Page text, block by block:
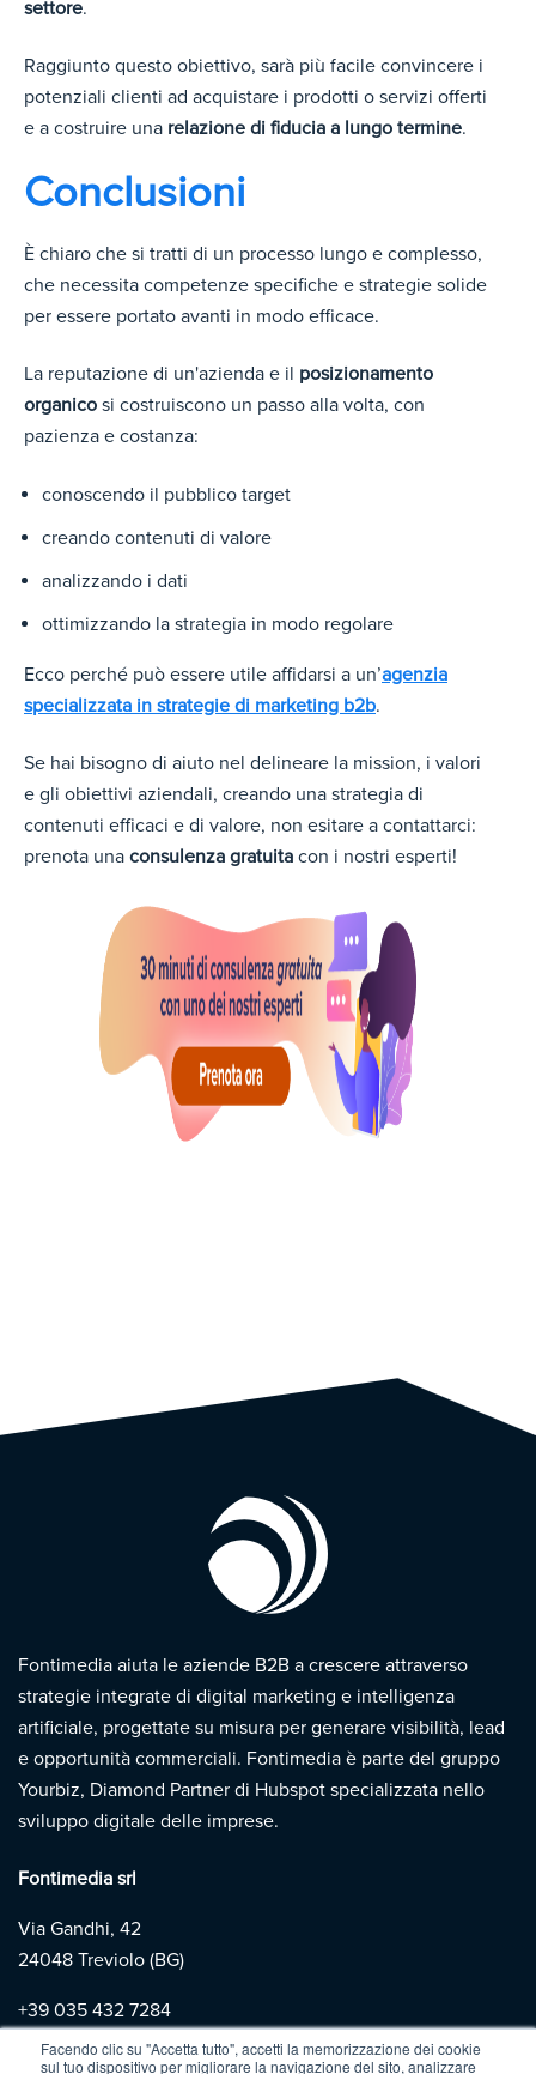
Facendo clic su "Accetta tutto", accetti la memorizzazione dei cookie
sul tuo dispositivo per migliorare la navigazione del sito, analizzare
settore.
Raggiunto questo obiettivo, sarà più facile convincere i
potenziali clienti ad acquistare i prodotti o servizi offerti
e a costruire una relazione di fiducia a lungo termine.
Conclusioni
È chiaro che si tratti di un processo lungo e complesso,
che necessita competenze specifiche e strategie solide
per essere portato avanti in modo efficace.
La reputazione di un'azienda e il posizionamento
organico si costruiscono un passo alla volta, con
pazienza e costanza:
conoscendo il pubblico target
creando contenuti di valore
analizzando i dati
ottimizzando la strategia in modo regolare
Ecco perché può essere utile affidarsi a un’agenzia
specializzata in strategie di marketing b2b.
Se hai bisogno di aiuto nel delineare la mission, i valori
e gli obiettivi aziendali, creando una strategia di
contenuti efficaci e di valore, non esitare a contattarci:
prenota una consulenza gratuita con i nostri esperti!
Fontimedia aiuta le aziende B2B a crescere attraverso
strategie integrate di digital marketing e intelligenza
artificiale, progettate su misura per generare visibilità, lead
e opportunità commerciali. Fontimedia è parte del gruppo
Yourbiz, Diamond Partner di Hubspot specializzata nello
sviluppo digitale delle imprese.
Fontimedia srl
Via Gandhi, 42
24048 Treviolo (BG)
+39 035 432 7284